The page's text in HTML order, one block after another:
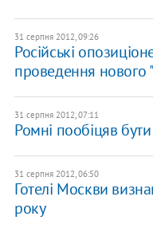
31 серпня 2012, 09:26
Російські
проведення нового
31 серпня 2012, 07:11
Ромні пообіцяв
31 серпня 2012, 06:50
Готелі Москви
року